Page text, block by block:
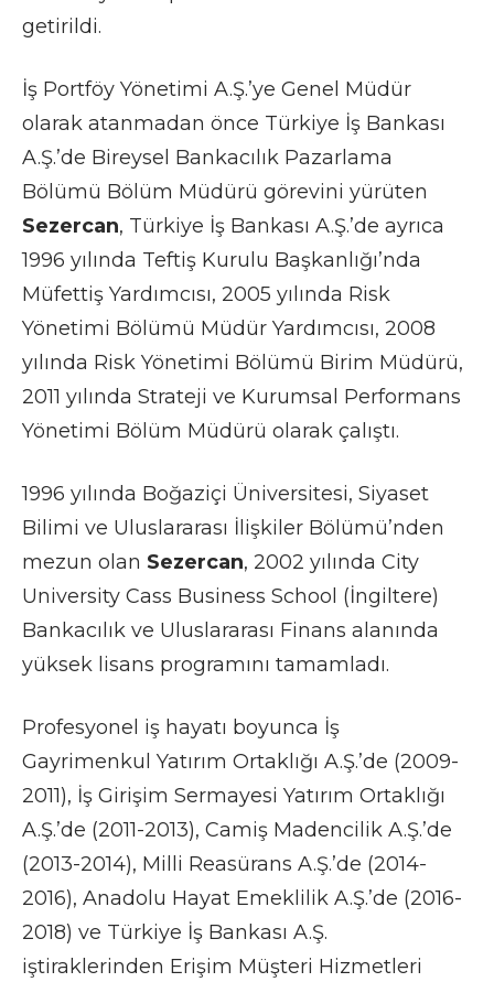
getirildi.
İş Portföy Yönetimi A.Ş.’ye Genel Müdür
olarak atanmadan önce Türkiye İş Bankası
A.Ş.’de Bireysel Bankacılık Pazarlama
Bölümü Bölüm Müdürü görevini yürüten
Sezercan, Türkiye İş Bankası A.Ş.’de ayrıca
1996 yılında Teftiş Kurulu Başkanlığı’nda
Müfettiş Yardımcısı, 2005 yılında Risk
Yönetimi Bölümü Müdür Yardımcısı, 2008
yılında Risk Yönetimi Bölümü Birim Müdürü,
2011 yılında Strateji ve Kurumsal Performans
Yönetimi Bölüm Müdürü olarak çalıştı.
1996 yılında Boğaziçi Üniversitesi, Siyaset
Bilimi ve Uluslararası İlişkiler Bölümü’nden
mezun olan Sezercan, 2002 yılında City
University Cass Business School (İngiltere)
Bankacılık ve Uluslararası Finans alanında
yüksek lisans programını tamamladı.
Profesyonel iş hayatı boyunca İş
Gayrimenkul Yatırım Ortaklığı A.Ş.’de (2009-
2011), İş Girişim Sermayesi Yatırım Ortaklığı
A.Ş.’de (2011-2013), Camiş Madencilik A.Ş.’de
(2013-2014), Milli Reasürans A.Ş.’de (2014-
2016), Anadolu Hayat Emeklilik A.Ş.’de (2016-
2018) ve Türkiye İş Bankası A.Ş.
iştiraklerinden Erişim Müşteri Hizmetleri